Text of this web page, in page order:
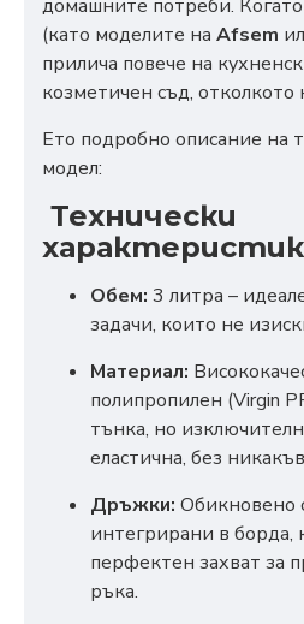
домашните потреби.
(като моделите на Afsem
прилича повече на
козметичен съд, отколкото
Ето подробно описание на
модел:
Технически
Обем: 3 литра –
задачи, които не
Материал:
полипропилен (Virgin
тънка, но
еластична, без
Дръжки: Обикновено
интегрирани в борда,
перфектен захват за
ръка.